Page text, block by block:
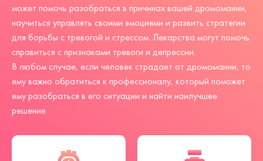
может помочь разобраться в причинах вашей дромомании,
научиться управлять своими эмоциями и развить стратегии
для борьбы с тревогой и стрессом. Лекарства могут помочь
справиться с признаками тревоги и депрессии.
В любом случае, если человек страдает от дромомании, то
ему важно обратиться к профессионалу, который поможет
ему разобраться в его ситуации и найти наилучшее
решение.